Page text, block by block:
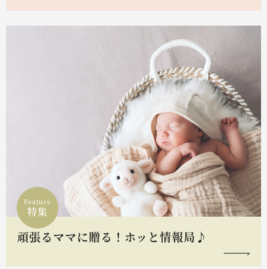
Feature
特集
頑張るママに贈る！ホッと情報局♪